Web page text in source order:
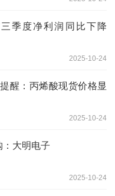
季度净利润同比下降
2025-10-24
醒：丙烯酸现货价格显
2025-10-24
：大明电子
2025-10-24